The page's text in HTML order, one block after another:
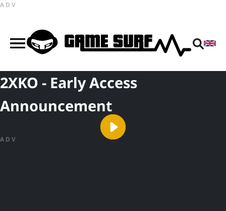
ADV
2XKO - Early Access
Announcement
ADV